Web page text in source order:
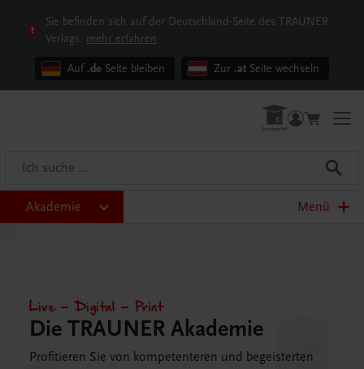
Sie befinden sich auf der Deutschland-Seite des TRAUNER
Verlags. mehr erfahren
Auf .de Seite bleiben Zur .at Seite wechseln
Akademie Menü
Live – Digital – Print
Die TRAUNER Akademie
Profitieren Sie von kompetenteren und begeisterten